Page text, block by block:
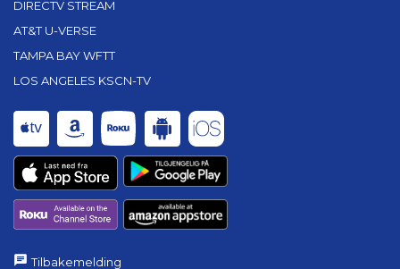
DIRECTV STREAM
AT&T U-VERSE
TAMPA BAY WFTT
LOS ANGELES KSCN-TV
Tilbakemelding